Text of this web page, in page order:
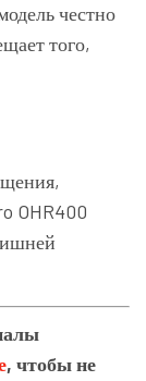
честно
того,
OHR400
, чтобы не